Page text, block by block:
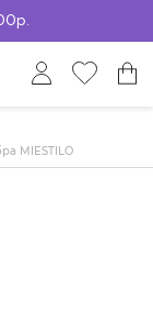
MIESTILO